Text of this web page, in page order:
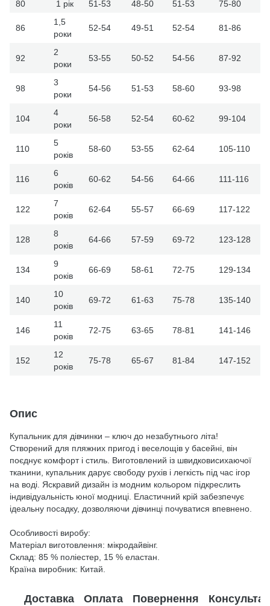
80 1 рік 51-53 48-50 51-53 75-80
86
1,5
роки
52-54 49-51 52-54 81-86
92
2
роки
53-55 50-52 54-56 87-92
98
3
роки
54-56 51-53 58-60 93-98
104
4
роки
56-58 52-54 60-62 99-104
110
5
років
58-60 53-55 62-64 105-110
116
6
років
60-62 54-56 64-66 111-116
122
7
років
62-64 55-57 66-69 117-122
128
8
років
64-66 57-59 69-72 123-128
134
9
років
66-69 58-61 72-75 129-134
140
10
років
69-72 61-63 75-78 135-140
146
11
років
72-75 63-65 78-81 141-146
152
12
років
75-78 65-67 81-84 147-152
Опис
Купальник для дівчинки – ключ до незабутнього літа!
Створений для пляжних пригод і веселощів у басейні, він
поєднує комфорт і стиль. Виготовлений із швидковисихаючої
тканини, купальник дарує свободу рухів і легкість під час ігор
на воді. Яскравий дизайн із модним кольором підкреслить
індивідуальність юної модниці. Еластичний крій забезпечує
ідеальну посадку, дозволяючи дівчинці почуватися впевнено.
Особливості виробу:
Матеріал виготовлення: мікродайвінг.
Склад: 85 % поліестер, 15 % еластан.
Країна виробник: Китай.
Доставка Оплата Повернення